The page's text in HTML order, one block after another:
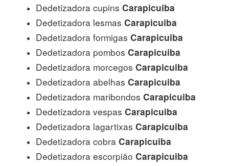
Dedetizadora cupins Carapicuiba
Dedetizadora lesmas Carapicuiba
Dedetizadora formigas Carapicuiba
Dedetizadora pombos Carapicuiba
Dedetizadora morcegos Carapicuiba
Dedetizadora abelhas Carapicuiba
Dedetizadora maribondos Carapicuiba
Dedetizadora vespas Carapicuiba
Dedetizadora lagartixas Carapicuiba
Dedetizadora cobra Carapicuiba
Dedetizadora escorpião Carapicuiba